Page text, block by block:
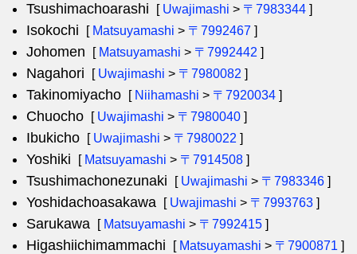
Tsushimachoarashi [ Uwajimashi > 〒7983344 ]
Isokochi [ Matsuyamashi > 〒7992467 ]
Johomen [ Matsuyamashi > 〒7992442 ]
Nagahori [ Uwajimashi > 〒7980082 ]
Takinomiyacho [ Niihamashi > 〒7920034 ]
Chuocho [ Uwajimashi > 〒7980040 ]
Ibukicho [ Uwajimashi > 〒7980022 ]
Yoshiki [ Matsuyamashi > 〒7914508 ]
Tsushimachonezunaki [ Uwajimashi > 〒7983346 ]
Yoshidachoasakawa [ Uwajimashi > 〒7993763 ]
Sarukawa [ Matsuyamashi > 〒7992415 ]
Higashiichimammachi [ Matsuyamashi > 〒7900871 ]